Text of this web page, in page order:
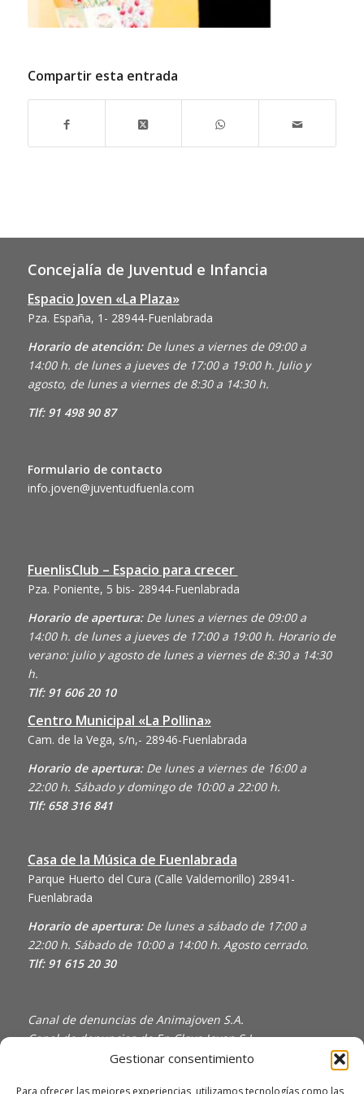
Gestionar consentimiento
Para ofrecer las mejores experiencias, utilizamos tecnologías como las
Compartir esta entrada
Concejalía de Juventud e Infancia
Espacio Joven «La Plaza»
Pza. España, 1- 28944-Fuenlabrada
Horario de atención: De lunes a viernes de 09:00 a
14:00 h. de lunes a jueves de 17:00 a 19:00 h. Julio y
agosto, de lunes a viernes de 8:30 a 14:30 h.
Tlf: 91 498 90 87
Formulario de contacto
info.joven@juventudfuenla.com
FuenlisClub – Espacio para crecer
Pza. Poniente, 5 bis- 28944-Fuenlabrada
Horario de apertura:De lunes a viernes de 09:00 a
14:00 h. de lunes a jueves de 17:00 a 19:00 h. Horario de
verano: julio y agosto de lunes a viernes de 8:30 a 14:30
h.
Tlf: 91 606 20 10
Centro Municipal «La Pollina»
Cam. de la Vega, s/n,- 28946-Fuenlabrada
Horario de apertura: De lunes a viernes de 16:00 a
22:00 h. Sábado y domingo de 10:00 a 22:00 h.
Tlf: 658 316 841
Casa de la Música de Fuenlabrada
Parque Huerto del Cura (Calle Valdemorillo) 28941-
Fuenlabrada
Horario de apertura: De lunes a sábado de 17:00 a
22:00 h. Sábado de 10:00 a 14:00 h. Agosto cerrado.
Tlf: 91 615 20 30
Canal de denuncias de Animajoven S.A.
Canal de denuncias de En Clave Joven S.L.
Política de Privacidad y Uso de Cookies
Política de calidad